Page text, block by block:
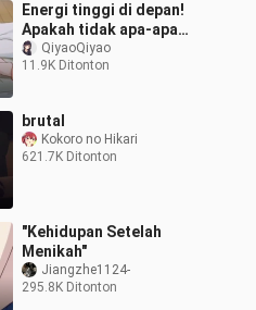
Energi tinggi di depan!
Apakah tidak apa-apa
untuk hanya berciuman
di tempat tidur? Adegan
QiyaoQiyao
11.9K Ditonton
brutal
Kokoro no Hikari
621.7K Ditonton
"Kehidupan Setelah
Menikah"
Jiangzhe1124-
295.8K Ditonton